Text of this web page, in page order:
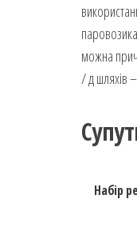
можна
/ д шляхів
Набір